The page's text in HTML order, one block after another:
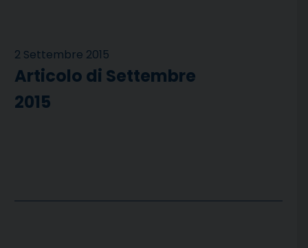
2 Settembre 2015
Articolo di Settembre
2015